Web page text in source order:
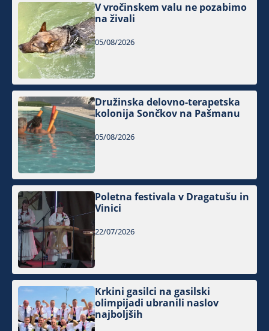
V vročinskem valu ne pozabimo
na živali
05/08/2026
Družinska delovno-terapetska
kolonija Sončkov na Pašmanu
05/08/2026
Poletna festivala v Dragatušu in
Vinici
22/07/2026
Krkini gasilci na gasilski
olimpijadi ubranili naslov
najboljših